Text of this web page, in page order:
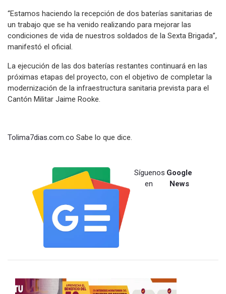
“Estamos haciendo la recepción de dos baterías sanitarias de
un trabajo que se ha venido realizando para mejorar las
condiciones de vida de nuestros soldados de la Sexta Brigada”,
manifestó el oficial.
La ejecución de las dos baterías restantes continuará en las
próximas etapas del proyecto, con el objetivo de completar la
modernización de la infraestructura sanitaria prevista para el
Cantón Militar Jaime Rooke.
Tolima7dias.com.co Sabe lo que dice.
Síguenos
en
Google
News